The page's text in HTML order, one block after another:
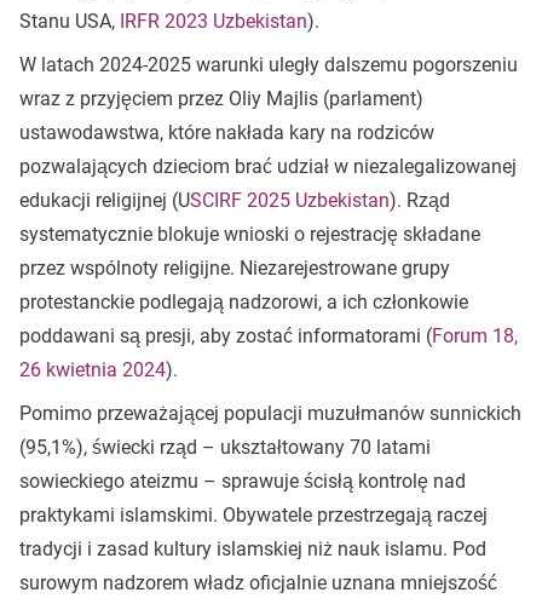
Stanu USA, IRFR 2023 Uzbekistan).
W latach 2024-2025 warunki uległy dalszemu pogorszeniu
wraz z przyjęciem przez Oliy Majlis (parlament)
ustawodawstwa, które nakłada kary na rodziców
pozwalających dzieciom brać udział w niezalegalizowanej
edukacji religijnej (USCIRF 2025 Uzbekistan). Rząd
systematycznie blokuje wnioski o rejestrację składane
przez wspólnoty religijne. Niezarejestrowane grupy
protestanckie podlegają nadzorowi, a ich członkowie
poddawani są presji, aby zostać informatorami (Forum 18,
26 kwietnia 2024).
Pomimo przeważającej populacji muzułmanów sunnickich
(95,1%), świecki rząd – ukształtowany 70 latami
sowieckiego ateizmu – sprawuje ścisłą kontrolę nad
praktykami islamskimi. Obywatele przestrzegają raczej
tradycji i zasad kultury islamskiej niż nauk islamu. Pod
surowym nadzorem władz oficjalnie uznana mniejszość